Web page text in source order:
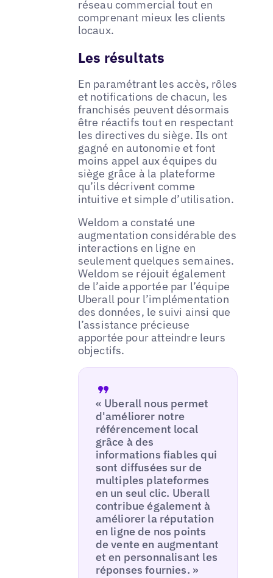
réseau commercial tout en
comprenant mieux les clients
locaux.
Les résultats
En paramétrant les accès, rôles
et notifications de chacun, les
franchisés peuvent désormais
être réactifs tout en respectant
les directives du siège. Ils ont
gagné en autonomie et font
moins appel aux équipes du
siège grâce à la plateforme
qu’ils décrivent comme
intuitive et simple d’utilisation.
Weldom a constaté une
augmentation considérable des
interactions en ligne en
seulement quelques semaines.
Weldom se réjouit également
de l’aide apportée par l’équipe
Uberall pour l’implémentation
des données, le suivi ainsi que
l’assistance précieuse
apportée pour atteindre leurs
objectifs.
« Uberall nous permet
d'améliorer notre
référencement local
grâce à des
informations fiables qui
sont diffusées sur de
multiples plateformes
en un seul clic. Uberall
contribue également à
améliorer la réputation
en ligne de nos points
de vente en augmentant
et en personnalisant les
réponses fournies. »